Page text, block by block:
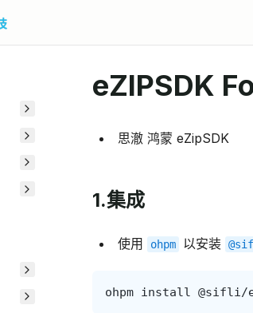
eZIPSDK
思澈 鸿蒙 eZipSDK
1.集成
使用 ohpm 以安装
ohpm install